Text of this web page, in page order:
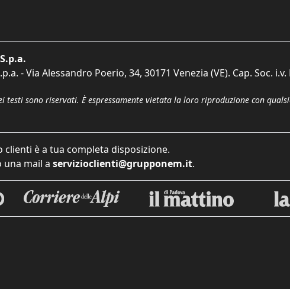
- Via Alessandro Poerio, 34, 30171 Venezia (VE). Cap. Soc. i.v.
sono riservati. È espressamente vietata la loro riproduzione con
è a tua completa disposizione.
una mail a servizioclienti@grupponem.it.